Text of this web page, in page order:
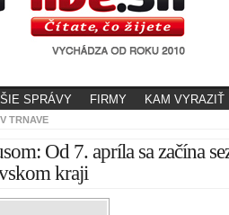
SPRÁVY FIRMY KAM VYRAZIŤ
TRNAVE
Od 7. apríla sa začína
kraji